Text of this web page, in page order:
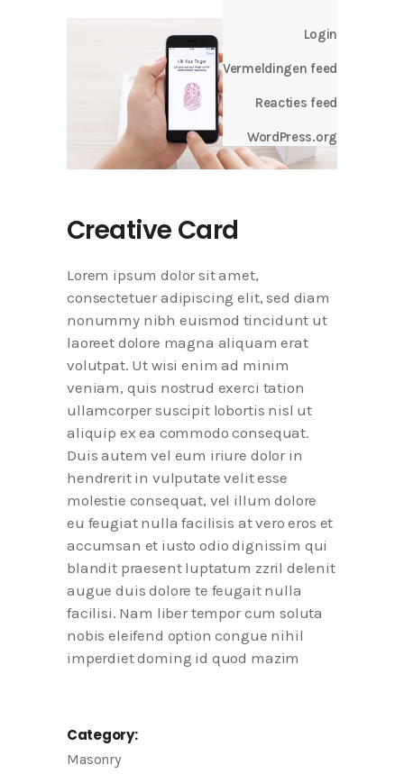
Login
Vermeldingen feed
Reacties feed
WordPress.org
Creative Card
Lorem ipsum dolor sit amet,
consectetuer adipiscing elit, sed diam
nonummy nibh euismod tincidunt ut
laoreet dolore magna aliquam erat
volutpat. Ut wisi enim ad minim
veniam, quis nostrud exerci tation
ullamcorper suscipit lobortis nisl ut
aliquip ex ea commodo consequat.
Duis autem vel eum iriure dolor in
hendrerit in vulputate velit esse
molestie consequat, vel illum dolore
eu feugiat nulla facilisis at vero eros et
accumsan et iusto odio dignissim qui
blandit praesent luptatum zzril delenit
augue duis dolore te feugait nulla
facilisi. Nam liber tempor cum soluta
nobis eleifend option congue nihil
imperdiet doming id quod mazim
Category:
Masonry